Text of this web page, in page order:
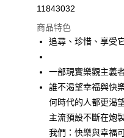
運送方式
宅配
每筆NT$100，滿
11843032
商品特色
追尋、珍惜、享受
一部現實樂觀主義
誰不渴望幸福與快
何時代的人都更渴
主流預設不斷在炮
我們：快樂與幸福